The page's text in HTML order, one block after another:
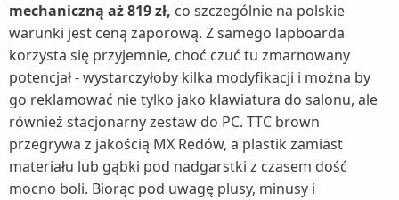
mechaniczną aż 819 zł, co szczególnie na polskie
warunki jest ceną zaporową. Z samego lapboarda
korzysta się przyjemnie, choć czuć tu zmarnowany
potencjał - wystarczyłoby kilka modyfikacji i można by
go reklamować nie tylko jako klawiatura do salonu, ale
również stacjonarny zestaw do PC. TTC brown
przegrywa z jakością MX Redów, a plastik zamiast
materiału lub gąbki pod nadgarstki z czasem dość
mocno boli. Biorąc pod uwagę plusy, minusy i